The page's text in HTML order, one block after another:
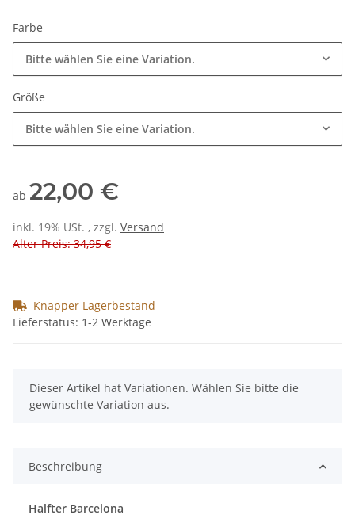
Farbe
Bitte wählen Sie eine Variation.
Größe
Bitte wählen Sie eine Variation.
ab 22,00 €
inkl. 19% USt. , zzgl. Versand
Alter Preis: 34,95 €
Knapper Lagerbestand
Lieferstatus: 1-2 Werktage
x
Dieser Artikel hat Variationen. Wählen Sie bitte die
gewünschte Variation aus.
Beschreibung
Halfter Barcelona